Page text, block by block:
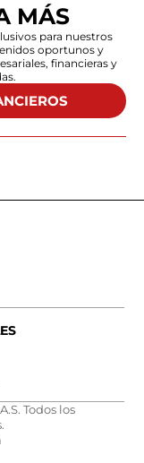
MÁS
para nuestros
oportunos y
financieras y
Todos los